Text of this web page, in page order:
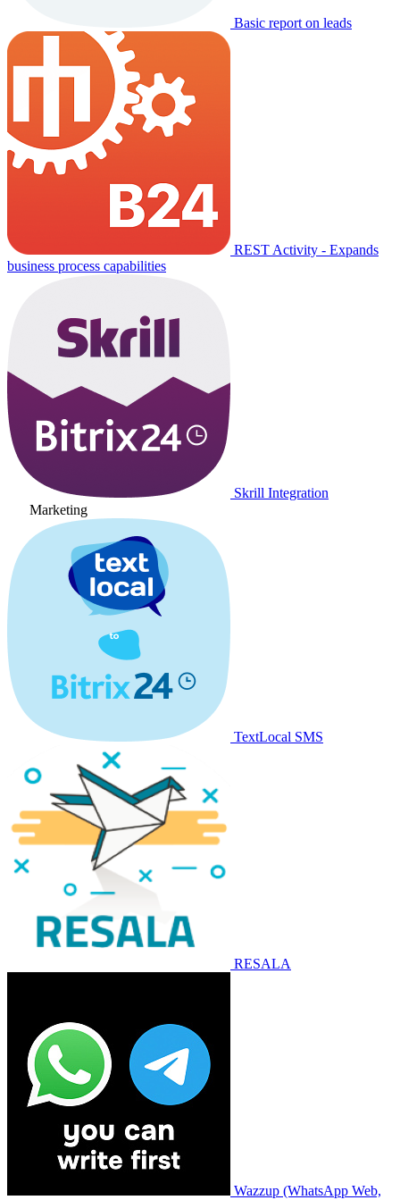
Basic report on leads
REST Activity - Expands
business process capabilities
Skrill Integration
Marketing
TextLocal SMS
RESALA
Wazzup (WhatsApp Web,